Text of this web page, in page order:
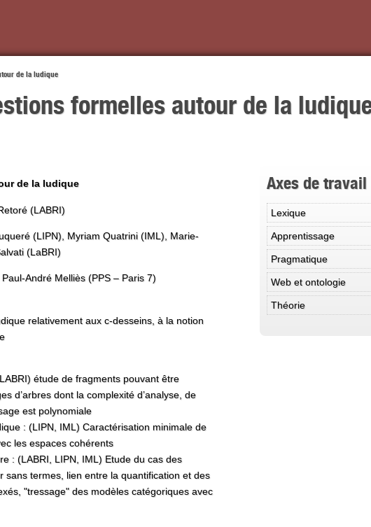
de la ludique
formelles autour de la
de la ludique
(LABRI)
(LIPN), Myriam Quatrini (IML), Marie-
(LaBRI)
Paul-André Melliès (PPS – Paris 7)
relativement aux c-desseins, à la notion
étude de fragments pouvant être
d’arbres dont la complexité d’analyse, de
est polynomiale
: (LIPN, IML) Caractérisation minimale de
les espaces cohérents
: (LABRI, LIPN, IML) Etude du cas des
sans termes, lien entre la quantification et des
"tressage" des modèles catégoriques avec
Axes de travail
Lexique
Apprentissage
Pragmatique
Web et ontologie
Théorie